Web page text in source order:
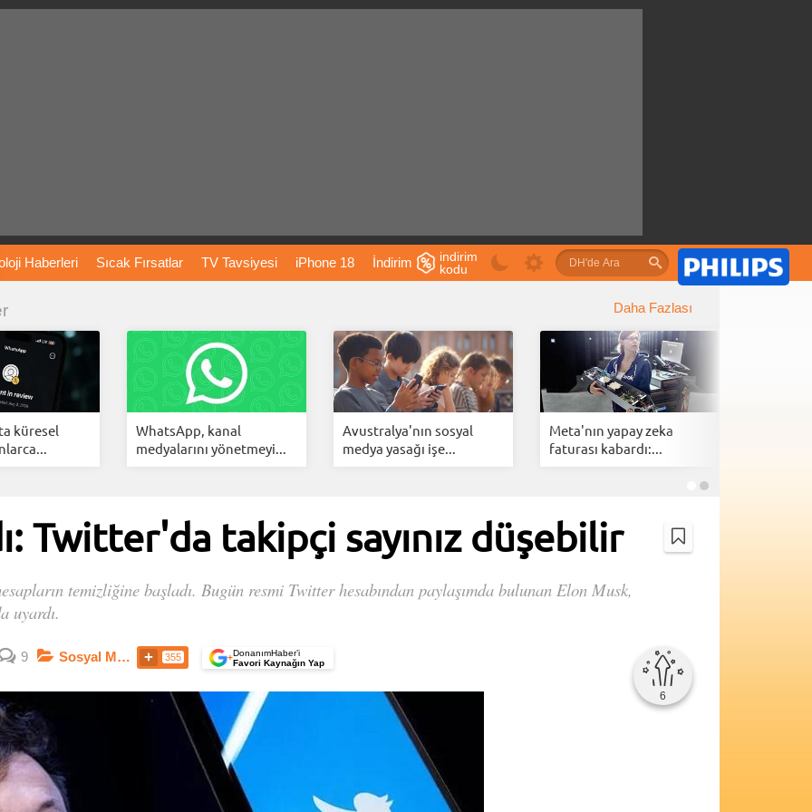
Haberleri Sıcak Fırsatlar TV Tavsiyesi iPhone 18 İndirim
Önerileri
Vizyondaki Bitcoin Dizi Önerileri Telefon Önerileri
Dondurma Çöktü Mü
indirim
kodu
Daha Fazlası
küresel
WhatsApp, kanal
medyalarını yönetmeyi...
Avustralya'nın sosyal
medya yasağı işe...
Meta'nın yapay zeka
faturası kabardı:...
Twitter'da takipçi sayınız düşebilir
temizliğine başladı. Bugün resmi Twitter hesabından paylaşımda bulunan Elon Musk,
uyardı.
9 Sosyal Medya 355 +DonanımHaber’i
Favori Kaynağın Yap
6